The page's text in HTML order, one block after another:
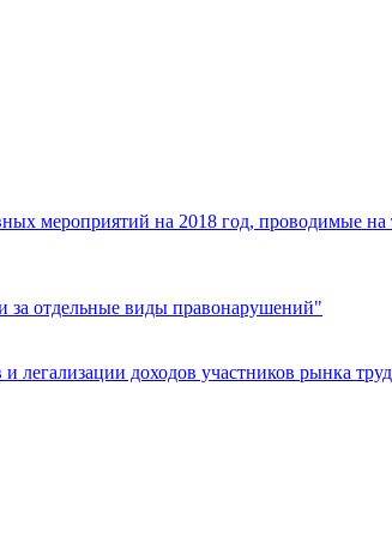
мероприятий на 2018 год, проводимые
за отдельные виды правонарушений"
легализации доходов участников рынка